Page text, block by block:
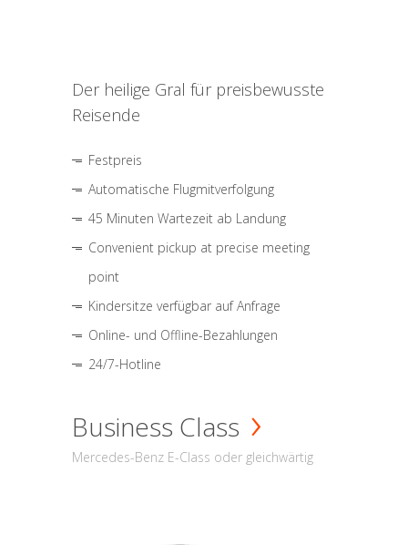
Der heilige Gral für preisbewusste
Reisende
Festpreis
Automatische Flugmitverfolgung
45 Minuten Wartezeit ab Landung
Convenient pickup at precise meeting
point
Kindersitze verfügbar auf Anfrage
Online- und Offline-Bezahlungen
24/7-Hotline
Business Class
Mercedes-Benz E-Class oder gleichwärtig